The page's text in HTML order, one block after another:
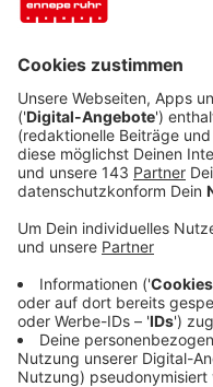
III
Anzeige
Im Wahlkreis 104/
dem die Städte
Gevelsberg sowie die
Haspe der kreisfreien
folgende sechs
finden sein:
Alexander Ebbert
(SPD, Gevelsberg),